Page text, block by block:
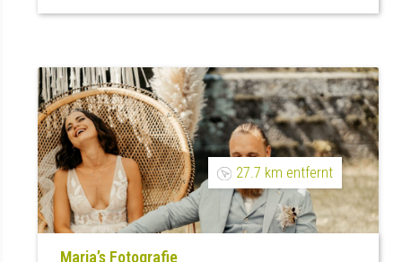
27.7 km entfernt
Maria’s Fotografie